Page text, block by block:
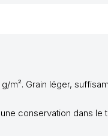
m². Grain léger,
conservation dans le